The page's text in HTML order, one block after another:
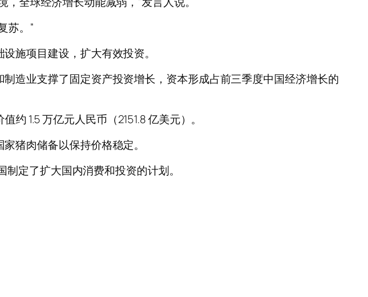
苏。”
施项目建设，扩大有效投资。
造业支撑了固定资产投资增长，资本形成占前三季度中国经济增长的
约 1.5 万亿元人民币（2151.8 亿美元）。
猪肉储备以保持价格稳定。
定了扩大国内消费和投资的计划。